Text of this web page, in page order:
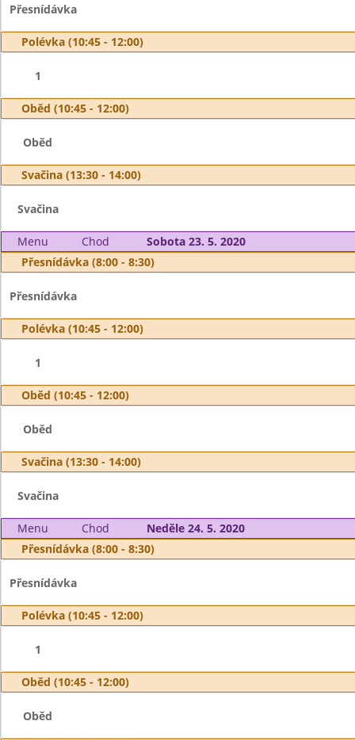
Přesnídávka
Polévka (10:45 - 12:00)
1
Oběd (10:45 - 12:00)
Oběd
Svačina (13:30 - 14:00)
Svačina
Menu Chod
Sobota 23. 5. 2020
Přesnídávka (8:00 - 8:30)
Přesnídávka
Polévka (10:45 - 12:00)
1
Oběd (10:45 - 12:00)
Oběd
Svačina (13:30 - 14:00)
Svačina
Menu Chod
Neděle 24. 5. 2020
Přesnídávka (8:00 - 8:30)
Přesnídávka
Polévka (10:45 - 12:00)
1
Oběd (10:45 - 12:00)
Oběd